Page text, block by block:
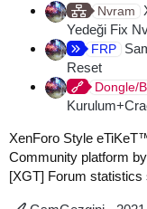
Nvram
Yedeği Fix
FRP
Reset
Dongle/
XenForo Style
Community platform
[XGT] Forum statistics